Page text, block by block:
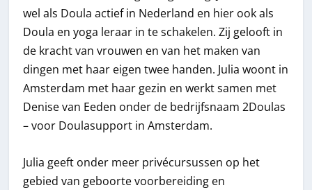
wel als Doula actief in Nederland en hier ook als
Doula en yoga leraar in te schakelen. Zij gelooft in
de kracht van vrouwen en van het maken van
dingen met haar eigen twee handen. Julia woont in
Amsterdam met haar gezin en werkt samen met
Denise van Eeden onder de bedrijfsnaam 2Doulas
– voor Doulasupport in Amsterdam.
Julia geeft onder meer privécursussen op het
gebied van geboorte voorbereiding en